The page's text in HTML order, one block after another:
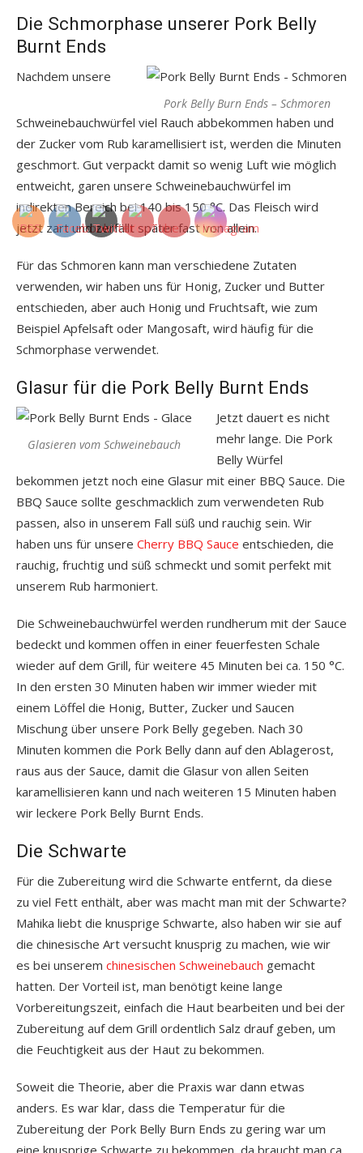
Die Schmorphase unserer Pork Belly
Burnt Ends
Pork Belly Burn Ends – Schmoren
Nachdem unsere
Schweinebauchwürfel viel Rauch abbekommen haben und
der Zucker vom Rub karamellisiert ist, werden die Minuten
geschmort. Gut verpackt damit so wenig Luft wie möglich
entweicht, garen unsere Schweinebauchwürfel im
indirekten Bereich bei 140 bis 150 °C. Das Fleisch wird
jetzt zart und zerfällt später fast von allein.
Für das Schmoren kann man verschiedene Zutaten
verwenden, wir haben uns für Honig, Zucker und Butter
entschieden, aber auch Honig und Fruchtsaft, wie zum
Beispiel Apfelsaft oder Mangosaft, wird häufig für die
Schmorphase verwendet.
Glasur für die Pork Belly Burnt Ends
Glasieren vom Schweinebauch
Jetzt dauert es nicht
mehr lange. Die Pork
Belly Würfel
bekommen jetzt noch eine Glasur mit einer BBQ Sauce. Die
BBQ Sauce sollte geschmacklich zum verwendeten Rub
passen, also in unserem Fall süß und rauchig sein. Wir
haben uns für unsere Cherry BBQ Sauce entschieden, die
rauchig, fruchtig und süß schmeckt und somit perfekt mit
unserem Rub harmoniert.
Die Schweinebauchwürfel werden rundherum mit der Sauce
bedeckt und kommen offen in einer feuerfesten Schale
wieder auf dem Grill, für weitere 45 Minuten bei ca. 150 °C.
In den ersten 30 Minuten haben wir immer wieder mit
einem Löffel die Honig, Butter, Zucker und Saucen
Mischung über unsere Pork Belly gegeben. Nach 30
Minuten kommen die Pork Belly dann auf den Ablagerost,
raus aus der Sauce, damit die Glasur von allen Seiten
karamellisieren kann und nach weiteren 15 Minuten haben
wir leckere Pork Belly Burnt Ends.
Die Schwarte
Für die Zubereitung wird die Schwarte entfernt, da diese
zu viel Fett enthält, aber was macht man mit der Schwarte?
Mahika liebt die knusprige Schwarte, also haben wir sie auf
die chinesische Art versucht knusprig zu machen, wie wir
es bei unserem chinesischen Schweinebauch gemacht
hatten. Der Vorteil ist, man benötigt keine lange
Vorbereitungszeit, einfach die Haut bearbeiten und bei der
Zubereitung auf dem Grill ordentlich Salz drauf geben, um
die Feuchtigkeit aus der Haut zu bekommen.
Soweit die Theorie, aber die Praxis war dann etwas
anders. Es war klar, dass die Temperatur für die
Zubereitung der Pork Belly Burn Ends zu gering war um
eine knusprige Schwarte zu bekommen, da braucht man ca.